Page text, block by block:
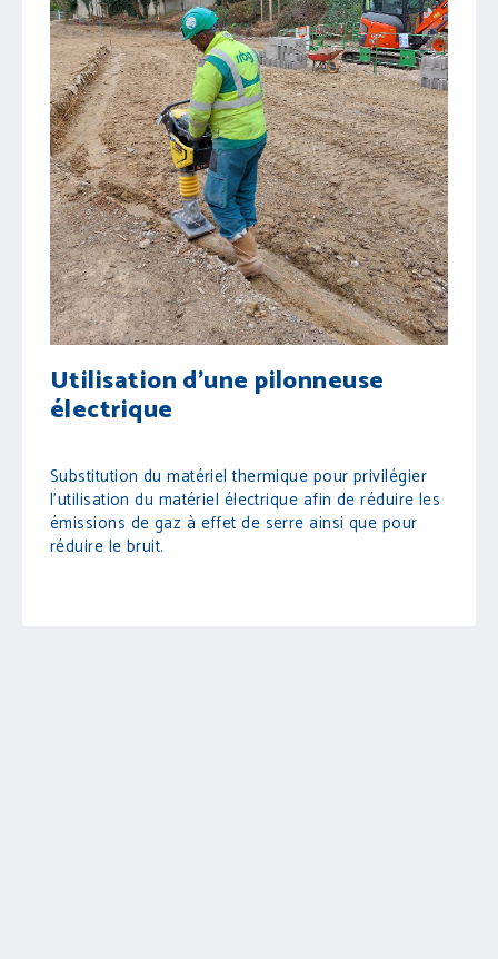
Utilisation d'une pilonneuse
électrique
Substitution du matériel thermique pour privilégier
l'utilisation du matériel électrique afin de réduire les
émissions de gaz à effet de serre ainsi que pour
réduire le bruit.